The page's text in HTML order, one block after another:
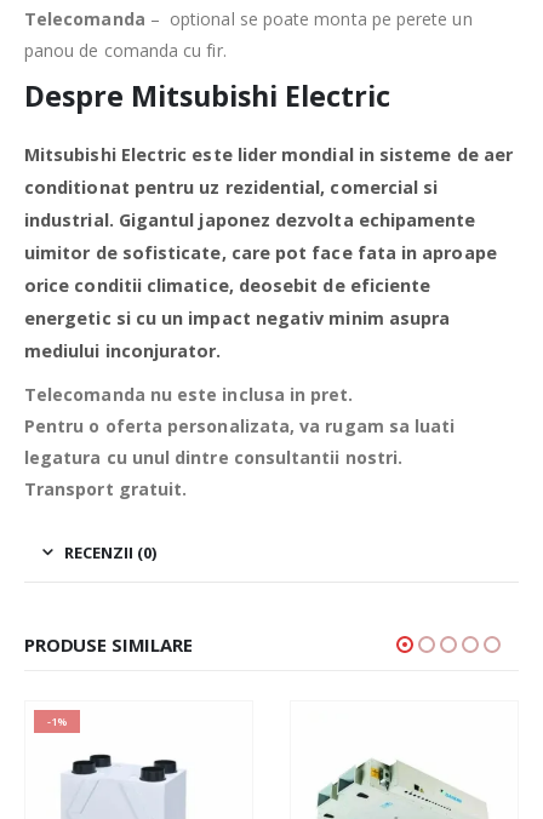
Telecomanda – optional se poate monta pe perete un
panou de comanda cu fir.
Despre Mitsubishi Electric
Mitsubishi Electric este lider mondial in sisteme de aer
conditionat pentru uz rezidential, comercial si
industrial. Gigantul japonez dezvolta echipamente
uimitor de sofisticate, care pot face fata in aproape
orice conditii climatice, deosebit de eficiente
energetic si cu un impact negativ minim asupra
mediului inconjurator.
Telecomanda nu este inclusa in pret.
Pentru o oferta personalizata, va rugam sa luati
legatura cu unul dintre consultantii nostri.
Transport gratuit.
RECENZII (0)
PRODUSE SIMILARE
-1%